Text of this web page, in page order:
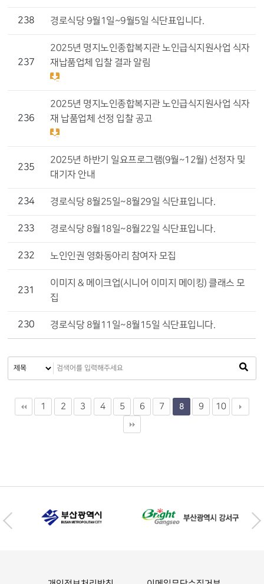
238 경로식당 9월1일~9월5일 식단표입니다.
237
2025년 명지노인종합복지관 노인급식지원사업 식자
재납품업체 입찰 결과 알림
236
2025년 명지노인종합복지관 노인급식지원사업 식자
재 납품업체 선정 입찰 공고
235
2025년 하반기 일요프로그램(9월~12월) 선정자 및
대기자 안내
234 경로식당 8월25일~8월29일 식단표입니다.
233 경로식당 8월18일~8월22일 식단표입니다.
232 노인인권 영화동아리 참여자 모집
231
이미지 & 메이크업(시니어 이미지 메이킹) 클래스 모
집
230 경로식당 8월11일~8월15일 식단표입니다.
1 2 3 4 5 6 7 8 9 10